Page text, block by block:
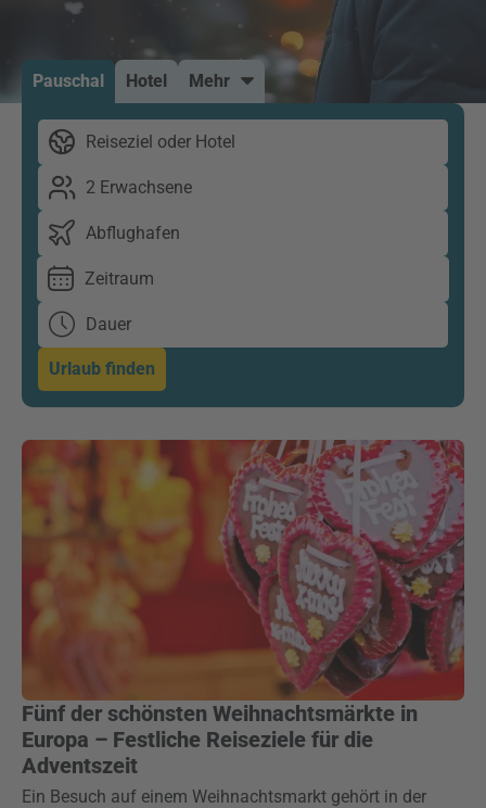
Pauschal Hotel Mehr
Reiseziel oder Hotel
2 Erwachsene
Abflughafen
Zeitraum
Dauer
Urlaub finden
Fünf der schönsten Weihnachtsmärkte in
Europa – Festliche Reiseziele für die
Adventszeit
Ein Besuch auf einem Weihnachtsmarkt gehört in der